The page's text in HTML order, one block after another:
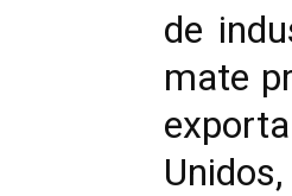
de
mate